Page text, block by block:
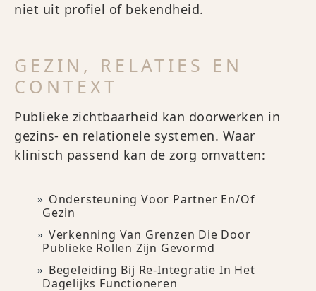
niet uit profiel of bekendheid.
GEZIN, RELATIES EN
CONTEXT
Publieke zichtbaarheid kan doorwerken in
gezins- en relationele systemen. Waar
klinisch passend kan de zorg omvatten:
Ondersteuning Voor Partner En/of
Gezin
Verkenning Van Grenzen Die Door
Publieke Rollen Zijn Gevormd
Begeleiding Bij Re-Integratie In Het
Dagelijks Functioneren